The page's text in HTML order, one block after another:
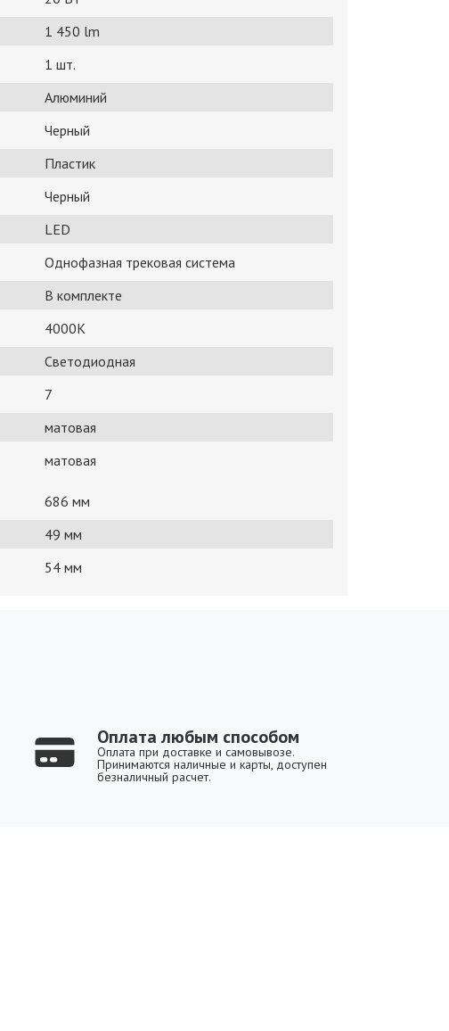
1 450 lm
1 шт.
Алюминий
Черный
Пластик
Черный
LED
Однофазная трековая система
В комплекте
4000K
Светодиодная
7
матовая
матовая
686 мм
49 мм
54 мм
Оплата любым способом
Оплата при доставке и самовывозе.
Принимаются наличные и карты, доступен
безналичный расчет.